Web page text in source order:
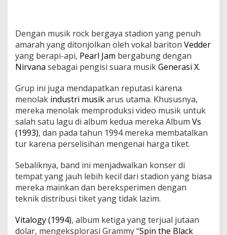
Dengan musik rock bergaya stadion yang penuh
amarah yang ditonjolkan oleh vokal bariton Vedder
yang berapi-api, Pearl Jam bergabung dengan
Nirvana sebagai pengisi suara musikGenerasi X.
Grup ini juga mendapatkan reputasi karena
menolak industri musikarus utama. Khususnya,
mereka menolak memproduksi video musik untuk
salah satu lagu di album kedua mereka Album Vs
(1993), dan pada tahun 1994 mereka membatalkan
tur karena perselisihan mengenai harga tiket.
Sebaliknya, band ini menjadwalkan konser di
tempat yang jauh lebih kecil dari stadion yang biasa
mereka mainkan dan bereksperimen dengan
teknik distribusi tiket yang tidak lazim.
Vitalogy (1994), album ketiga yang terjual jutaan
dolar, mengeksplorasi Grammy “Spin the Black